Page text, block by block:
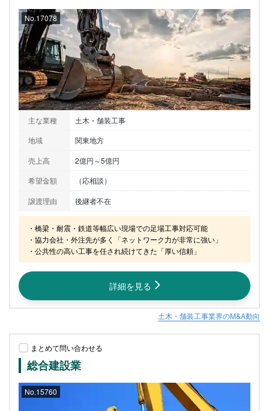
No.17078
主な業種
土木・舗装工事
地域
関東地方
売上高
2億円～5億円
希望金額
（応相談）
譲渡理由
後継者不在
・橋梁・耐震・鉄道等幅広い現場での足場工事対応可能
・協力会社・外注先が多く「ネットワーク力が非常に強い」
・公共性の高い工事を任され続けてきた「厚い信頼」
詳細を見る
土木・舗装工事業界のM&A動向
まとめて問い合わせる
総合建設業
No.15760